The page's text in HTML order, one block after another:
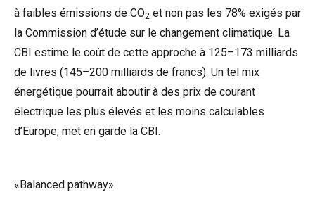
à faibles émissions de CO2 et non pas les 78% exigés par
la Commission d’étude sur le changement climatique. La
CBI estime le coût de cette approche à 125–173 milliards
de livres (145–200 milliards de francs). Un tel mix
énergétique pourrait aboutir à des prix de courant
électrique les plus élevés et les moins calculables
d’Europe, met en garde la CBI.
«Balanced pathway»